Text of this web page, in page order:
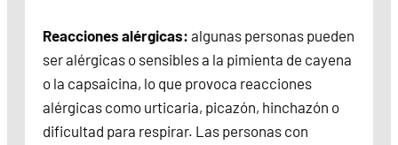
Reacciones alérgicas: algunas personas pueden
ser alérgicas o sensibles a la pimienta de cayena
o la capsaicina, lo que provoca reacciones
alérgicas como urticaria, picazón, hinchazón o
dificultad para respirar. Las personas con